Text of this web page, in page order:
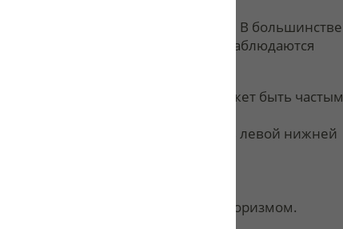
зависимости от тяжести течения. В большинстве
инвазивной формы амебиаза наблюдаются
крови, слизи и гноя. Стул может быть частым
преимущественно в левой нижней
до 37–38 градусов;
наблюдаться распирание с метеоризмом.